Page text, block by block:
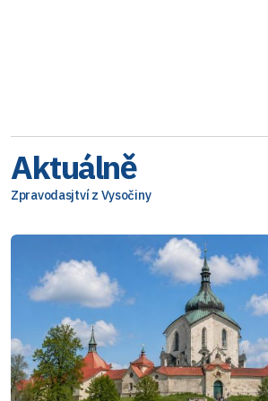
Aktuálně
Zpravodasjtví z Vysočiny